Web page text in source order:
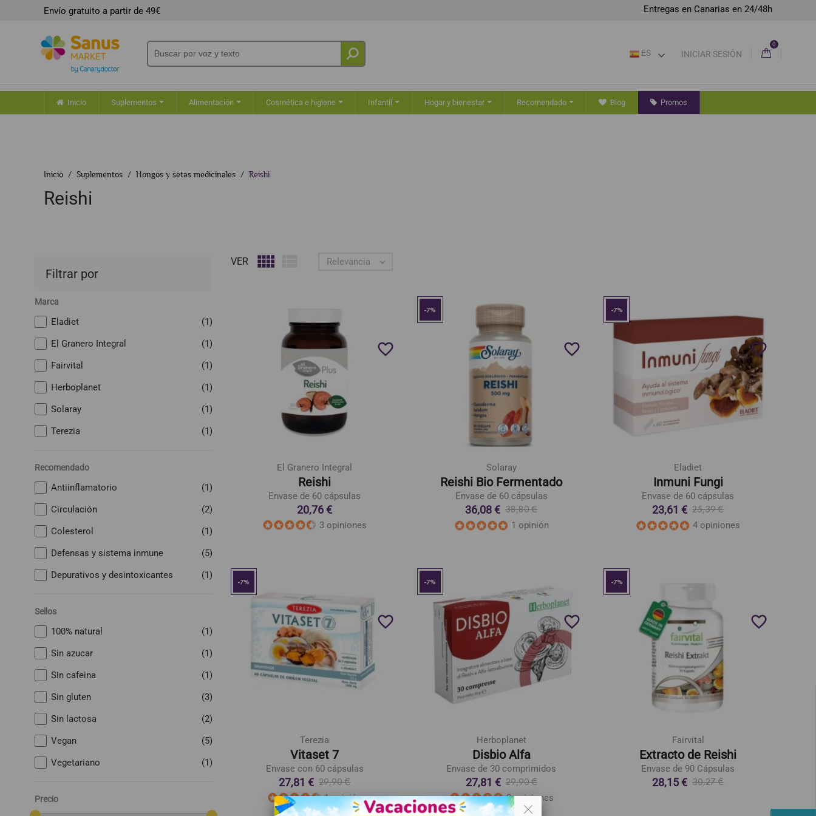
Envío gratuito a partir de 49€ Entregas en Canarias en 24/48h
ES INICIAR SESIÓN
0
Inicio Suplementos Alimentación Cosmética e higiene Infantil Hogar y bienestar Recomendado Blog Promos
Inicio Suplementos Hongos y setas medicinales Reishi
Reishi
Filtrar por
Marca
Eladiet
(1)
El Granero Integral
(1)
Fairvital
(1)
Herboplanet
(1)
Solaray
(1)
Terezia
(1)
Recomendado
Antiinflamatorio
(1)
Circulación
(2)
Colesterol
(1)
Defensas y sistema inmune
(5)
Depurativos y desintoxicantes
(1)
Sellos
100% natural
(1)
Sin azucar
(1)
Sin cafeina
(1)
Sin gluten
(3)
Sin lactosa
(2)
Vegan
(5)
Vegetariano
(1)
Precio
VER  Relevancia 
El Granero Integral
Reishi
Envase de 60 cápsulas
20,76 €
3 opiniones
favorite_border
-7%
Solaray
Reishi Bio Fermentado
Envase de 60 cápsulas
36,08 € 38,80 €
1 opinión
favorite_border
-7%
Eladiet
Inmuni Fungi
Envase de 60 cápsulas
23,61 € 25,39 €
4 opiniones
favorite_border
-7%
Terezia
Vitaset 7
Envase con 60 cápsulas
27,81 € 29,90 €
1 opinión
favorite_border
-7%
Herboplanet
Disbio Alfa
Envase de 30 comprimidos
27,81 € 29,90 €
2 opiniones
favorite_border
-7%
Fairvital
Extracto de Reishi
Envase de 90 Cápsulas
28,15 € 30,27 €
favorite_border
. .